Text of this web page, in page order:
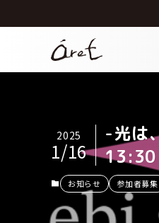
-光は
13:30
2025
1/16
お知らせ 参加者募集